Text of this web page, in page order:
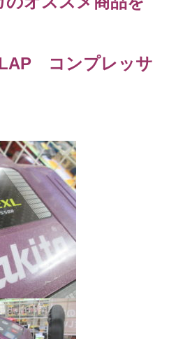
コンプレッサ